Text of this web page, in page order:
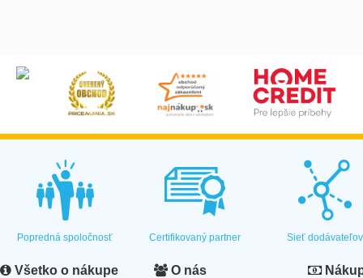
Popredná spoločnosť Certifikovaný partner Sieť dodávateľov
Všetko o nákupe O nás